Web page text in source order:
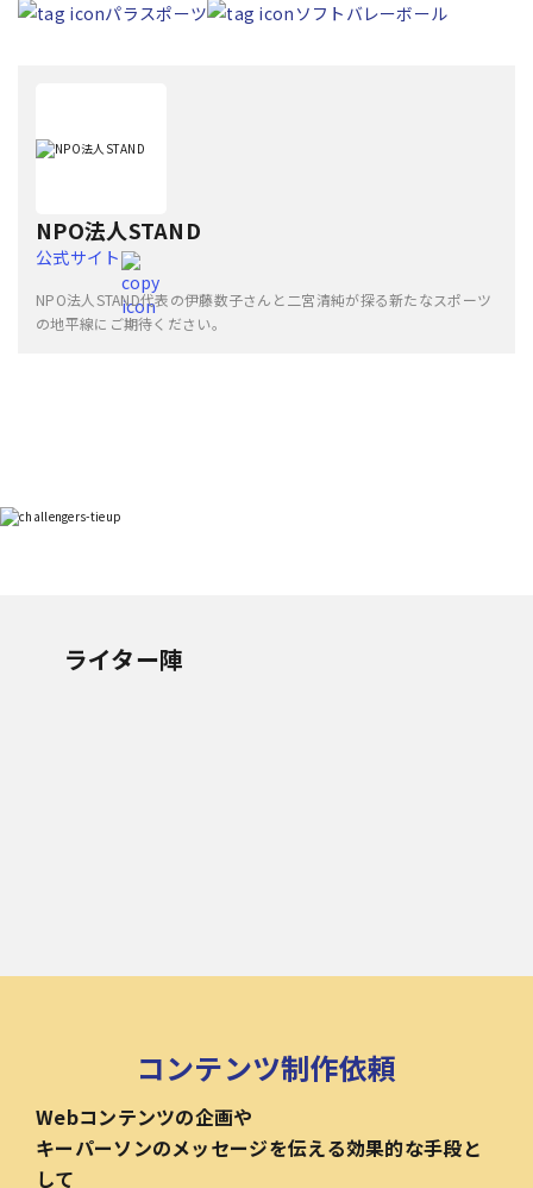
パラスポーツ ソフトバレーボール
NPO法人STAND
公式サイト
NPO法人STAND代表の伊藤数子さんと二宮清純が探る新たなスポーツ
の地平線にご期待ください。
ライター陣
コンテンツ制作依頼
Webコンテンツの企画や
キーパーソンのメッセージを伝える効果的な手段と
して